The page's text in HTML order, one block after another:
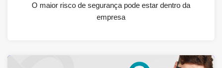
O maior risco de segurança pode estar dentro da
empresa